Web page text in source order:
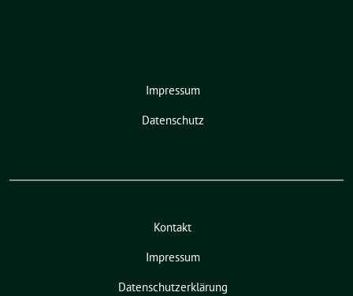
Impressum
Datenschutz
Kontakt
Impressum
Datenschutzerklärung